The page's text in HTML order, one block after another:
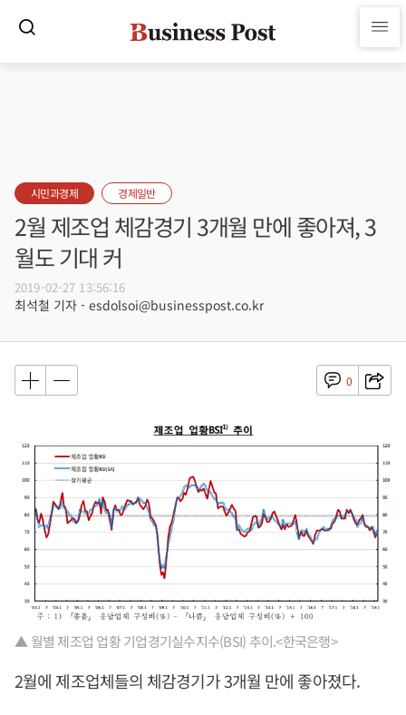
시민과경제 경제일반
2월 제조업 체감경기 3개월 만에 좋아져, 3
월도 기대 커
2019-02-27 13:56:16
최석철 기자 - esdolsoi@businesspost.co.kr
0
▲ 월별 제조업 업황 기업경기실수지수(BSI) 추이.<한국은행>
2월에 제조업체들의 체감경기가 3개월 만에 좋아졌다.